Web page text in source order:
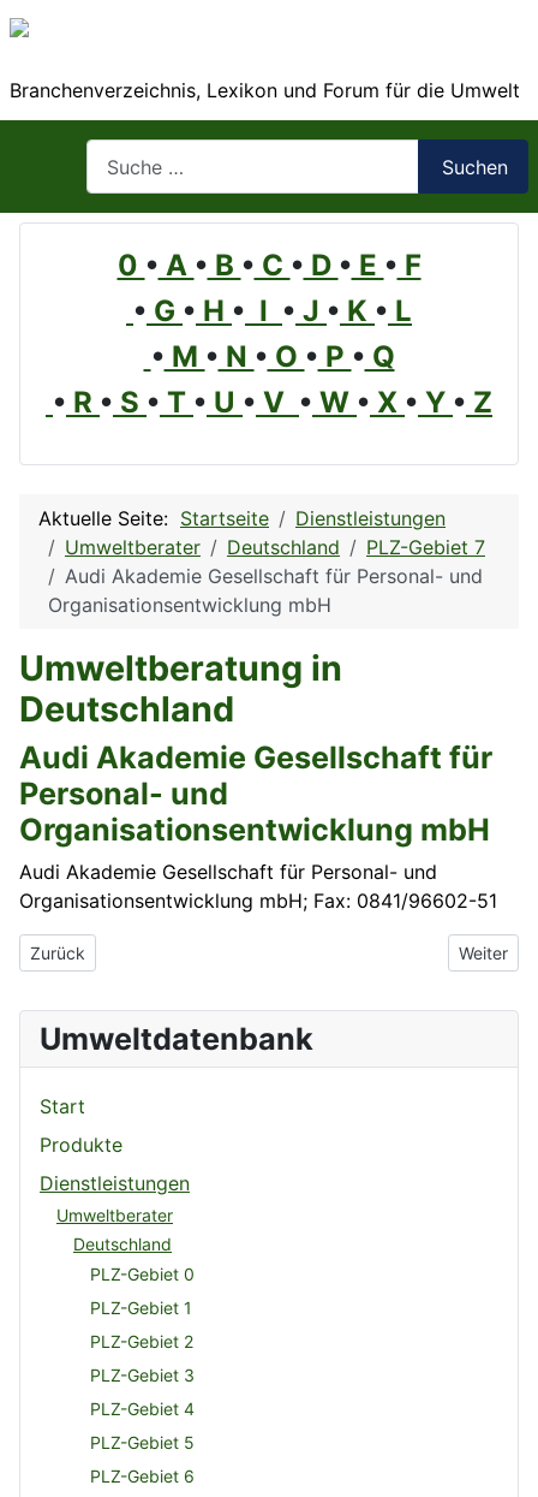
Branchenverzeichnis, Lexikon und Forum für die Umwelt
Suchen
0 • A • B • C • D • E • F
• G • H • I • J • K • L
• M • N • O • P • Q
• R • S • T • U • V • W • X • Y • Z
Aktuelle Seite: Startseite
Dienstleistungen
Umweltberater
Deutschland
PLZ-Gebiet 7
Audi Akademie Gesellschaft für Personal- und
Organisationsentwicklung mbH
Umweltberatung in
Deutschland
Audi Akademie Gesellschaft für
Personal- und
Organisationsentwicklung mbH
Audi Akademie Gesellschaft für Personal- und
Organisationsentwicklung mbH; Fax: 0841/96602-51
Vorheriger Beitrag: Artischewski, Raphael
Zurück Nächster
Weiter
Umweltdatenbank
Start
Produkte
Dienstleistungen
Umweltberater
Deutschland
PLZ-Gebiet 0
PLZ-Gebiet 1
PLZ-Gebiet 2
PLZ-Gebiet 3
PLZ-Gebiet 4
PLZ-Gebiet 5
PLZ-Gebiet 6